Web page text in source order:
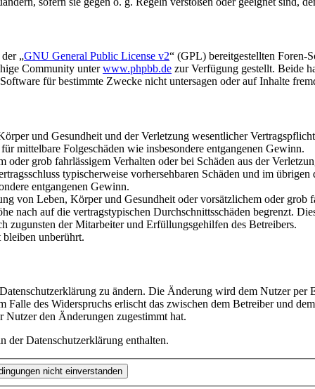
„GNU General Public License v2“ (GPL) bereitgestellten
Community unterwww.phpbb.de zur Verfügung gestellt. Beide
für bestimmte Zwecke nicht untersagen oder auf Inhalte
und Gesundheit und der Verletzung wesentlicher
mittelbare Folgeschäden wie insbesondere entgangenen Gewinn.
grob fahrlässigem Verhalten oder bei Schäden aus der
typischerweise vorhersehbaren Schäden und im
entgangenen Gewinn.
von Leben, Körper und Gesundheit oder vorsätzlichem oder grob
nach auf die vertragstypischen Durchschnittsschäden begrenzt.
zugunsten der Mitarbeiter und Erfüllungsgehilfen des Betreibers.
unberührt.
zu ändern. Die Änderung wird dem Nutzer per
des Widerspruchs erlischt das zwischen dem Betreiber und
den Änderungen zugestimmt hat.
der Datenschutzerklärung enthalten.